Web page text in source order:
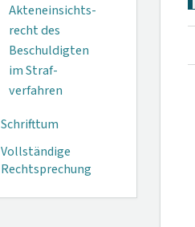
Akteneinsichts­
recht des
Beschul­digten
im Straf­
verfahren
Schrifttum
Vollständige
Rechtsprechung